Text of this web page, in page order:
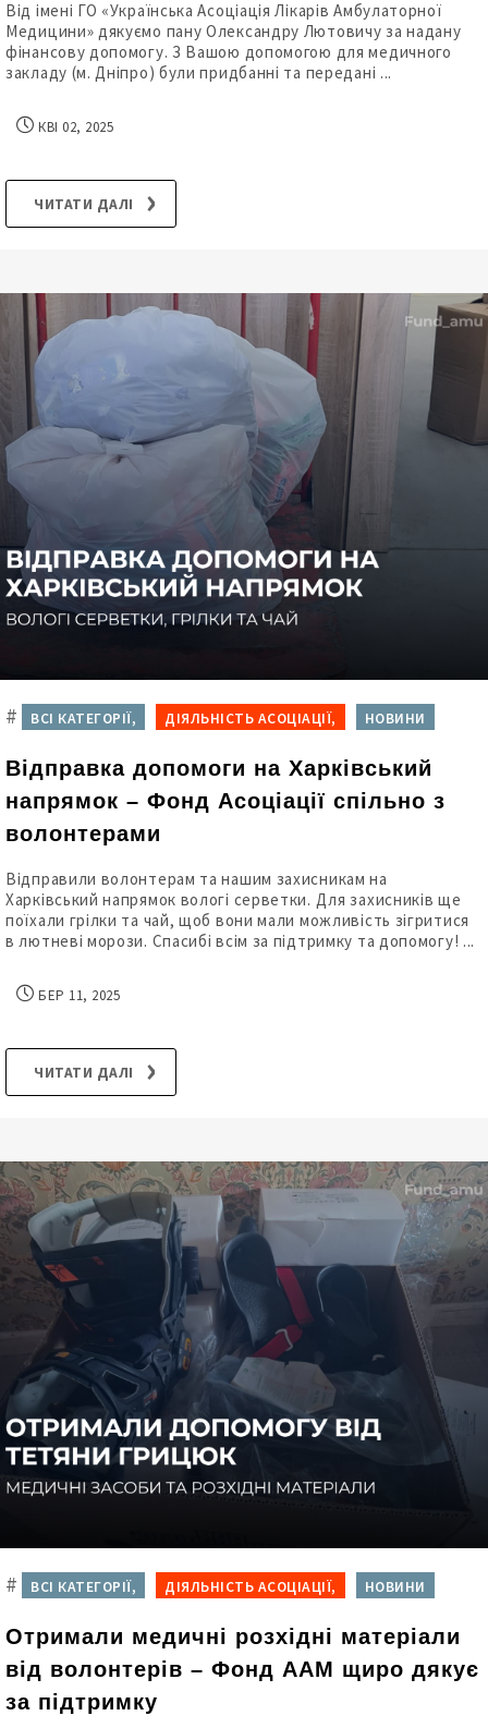
Від імені ГО «Українська Асоціація Лікарів Амбулаторної
Медицини» дякуємо пану Олександру Лютовичу за надану
фінансову допомогу. З Вашою допомогою для медичного
закладу (м. Дніпро) були придбанні та передані ...
КВІ 02, 2025
ЧИТАТИ ДАЛІ
# ВСІ КАТЕГОРІЇ, ДІЯЛЬНІСТЬ АСОЦІАЦІЇ, НОВИНИ
Відправка допомоги на Харківський
напрямок – Фонд Асоціації спільно з
волонтерами
Відправили волонтерам та нашим захисникам на
Харківський напрямок вологі серветки. Для захисників ще
поїхали грілки та чай, щоб вони мали можливість зігритися
в лютневі морози. Спасибі всім за підтримку та допомогу! ...
БЕР 11, 2025
ЧИТАТИ ДАЛІ
# ВСІ КАТЕГОРІЇ, ДІЯЛЬНІСТЬ АСОЦІАЦІЇ, НОВИНИ
Отримали медичні розхідні матеріали
від волонтерів – Фонд ААМ щиро дякує
за підтримку